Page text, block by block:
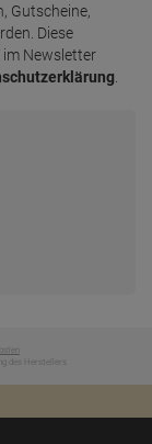
Gutscheine,
Diese
im Newsletter
des Herstellers